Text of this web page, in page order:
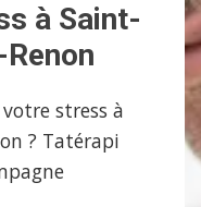
à Saint-
stress à
? Tatérapi